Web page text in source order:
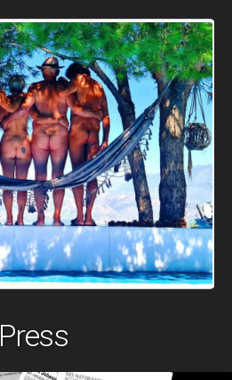
Press